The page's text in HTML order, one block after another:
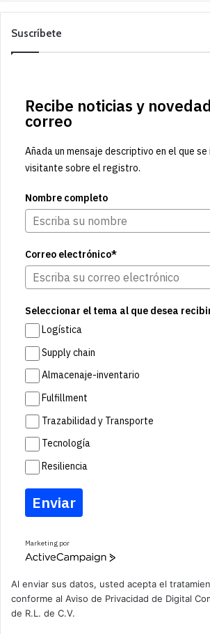
Suscríbete
Recibe noticias y
correo
Añada un mensaje descriptivo en el que
visitante sobre el registro.
Nombre completo
Correo electrónico*
Seleccionar el tema al que desea
Logística
Supply chain
Almacenaje-inventario
Fulfillment
Trazabilidad y Transporte
Tecnología
Resiliencia
Enviar
Marketing por
A
v
e
Al enviar sus datos, usted acepta el
conforme al Aviso de Privacidad de Digital
de R.L. de C.V.